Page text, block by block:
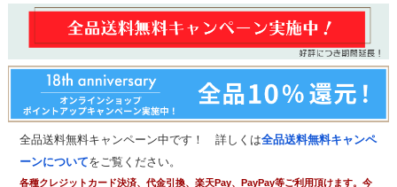
全品送料無料キャンペーン中です！ 詳しくは全品送料無料キャンペ
ーンについてをご覧ください。
各種クレジットカード決済、代金引換、楽天Pay、PayPay等ご利用頂けます。今